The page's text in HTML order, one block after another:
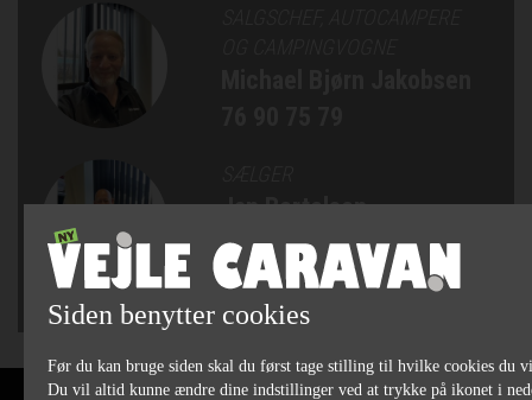
Jan Bertelsen
75 82 84 22
Siden benytter cookies
Før du kan bruge siden skal du først tage stilling til hvilke cookies du
Du vil altid kunne ændre dine indstillinger ved at trykke på ikonet i